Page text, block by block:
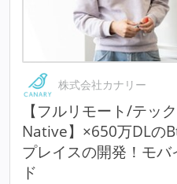
株式会社カナリー
【フルリモート/テッ
Native】×650万DLの
プレイスの開発！モ
ド